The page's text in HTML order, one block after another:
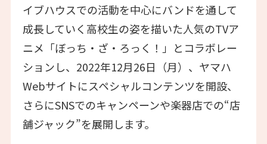
イブハウスでの活動を中心にバンドを通して
成長していく高校生の姿を描いた人気のTVア
ニメ「ぼっち・ざ・ろっく！」とコラボレー
ションし、2022年12月26日（月）、ヤマハ
Webサイトにスペシャルコンテンツを開設、
さらにSNSでのキャンペーンや楽器店での“店
舗ジャック”を展開します。